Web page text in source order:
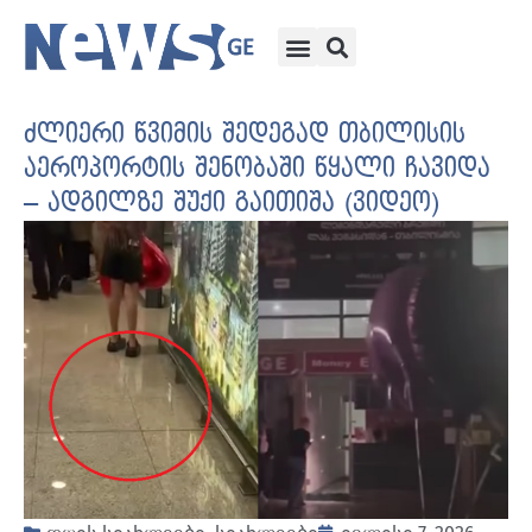
ძლიერი წვიმის შედეგად თბილისის
აეროპორტის შენობაში წყალი ჩავიდა
– ადგილზე შუქი გაითიშა (ვიდეო)